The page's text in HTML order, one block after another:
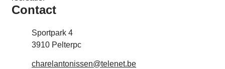
Contact
AdresSportpark 4
,3910 Pelterpc
E-mailcharelantonissen@telenet.be